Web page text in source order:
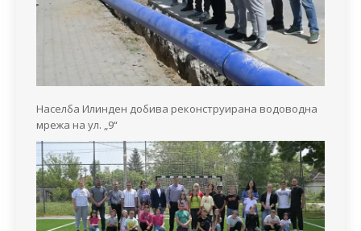
Населба Илинден добива реконструирана водоводна
мрежа на ул. „9“